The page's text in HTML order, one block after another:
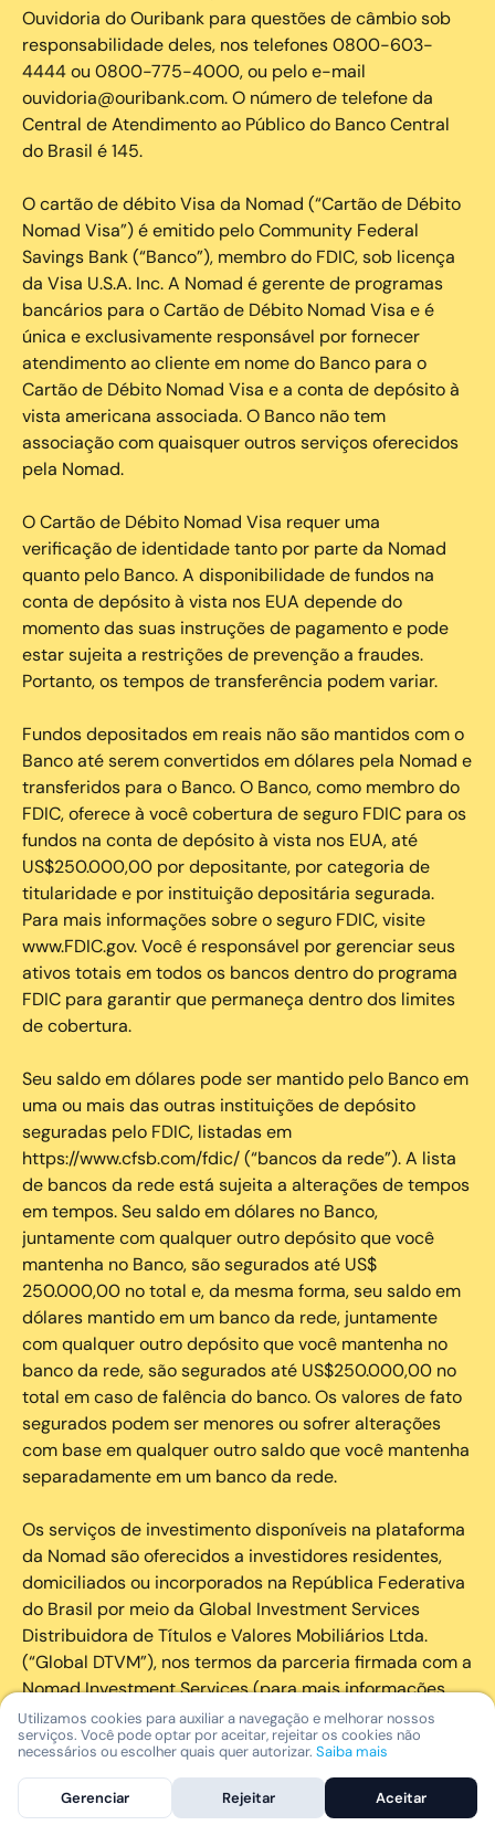
Ouvidoria do Ouribank para questões de câmbio sob
responsabilidade deles, nos telefones 0800-603-
4444 ou 0800-775-4000, ou pelo e-mail
ouvidoria@ouribank.com. O número de telefone da
Central de Atendimento ao Público do Banco Central
do Brasil é 145.
O cartão de débito Visa da Nomad (“Cartão de Débito
Nomad Visa”) é emitido pelo Community Federal
Savings Bank (“Banco”), membro do FDIC, sob licença
da Visa U.S.A. Inc. A Nomad é gerente de programas
bancários para o Cartão de Débito Nomad Visa e é
única e exclusivamente responsável por fornecer
atendimento ao cliente em nome do Banco para o
Cartão de Débito Nomad Visa e a conta de depósito à
vista americana associada. O Banco não tem
associação com quaisquer outros serviços oferecidos
pela Nomad.
O Cartão de Débito Nomad Visa requer uma
verificação de identidade tanto por parte da Nomad
quanto pelo Banco. A disponibilidade de fundos na
conta de depósito à vista nos EUA depende do
momento das suas instruções de pagamento e pode
estar sujeita a restrições de prevenção a fraudes.
Portanto, os tempos de transferência podem variar.
Fundos depositados em reais não são mantidos com o
Banco até serem convertidos em dólares pela Nomad e
transferidos para o Banco. O Banco, como membro do
FDIC, oferece à você cobertura de seguro FDIC para os
fundos na conta de depósito à vista nos EUA, até
US$250.000,00 por depositante, por categoria de
titularidade e por instituição depositária segurada.
Para mais informações sobre o seguro FDIC, visite
www.FDIC.gov. Você é responsável por gerenciar seus
ativos totais em todos os bancos dentro do programa
FDIC para garantir que permaneça dentro dos limites
de cobertura.
Seu saldo em dólares pode ser mantido pelo Banco em
uma ou mais das outras instituições de depósito
seguradas pelo FDIC, listadas em
https://www.cfsb.com/fdic/ (“bancos da rede”). A lista
de bancos da rede está sujeita a alterações de tempos
em tempos. Seu saldo em dólares no Banco,
juntamente com qualquer outro depósito que você
mantenha no Banco, são segurados até US$
250.000,00 no total e, da mesma forma, seu saldo em
dólares mantido em um banco da rede, juntamente
com qualquer outro depósito que você mantenha no
banco da rede, são segurados até US$250.000,00 no
total em caso de falência do banco. Os valores de fato
segurados podem ser menores ou sofrer alterações
com base em qualquer outro saldo que você mantenha
separadamente em um banco da rede.
Os serviços de investimento disponíveis na plataforma
da Nomad são oferecidos a investidores residentes,
domiciliados ou incorporados na República Federativa
do Brasil por meio da Global Investment Services
Distribuidora de Títulos e Valores Mobiliários Ltda.
(“Global DTVM”), nos termos da parceria firmada com a
Nomad Investment Services (para mais informações,
acesse o documento Parceria Global DTVMaqui).
A Global DTVM é uma distribuidora de títulos e valores
mobiliários devidamente autorizada a funcionar pelo
Banco Central do Brasil (“BCB”) e registrada como
Utilizamos cookies para auxiliar a navegação e melhorar nossos
serviços. Você pode optar por aceitar, rejeitar os cookies não
necessários ou escolher quais quer autorizar. Saiba mais
Gerenciar Rejeitar Aceitar